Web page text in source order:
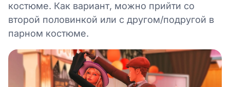
костюме. Как вариант, можно прийти со
второй половинкой или с другом/подругой в
парном костюме.